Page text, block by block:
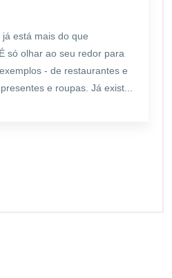
está mais do que
só olhar ao seu redor para
- de restaurantes e
e roupas. Já exist...